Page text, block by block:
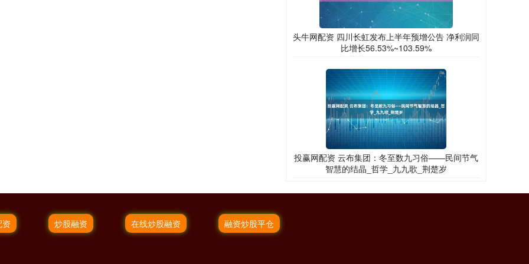
头牛网配资 四川长虹发布上半年预增公告 净利润同
比增长56.53%~103.59%
投赢网配资 云布集团：冬至数九习俗——民间节气
智慧的结晶_哲学_九九歌_荆楚岁
炒股融资 在线炒股融资 融资炒股平仓